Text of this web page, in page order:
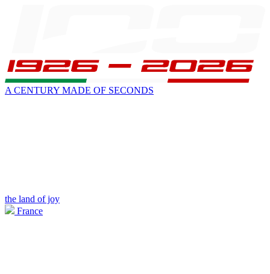
A CENTURY MADE OF SECONDS
the land of joy
France